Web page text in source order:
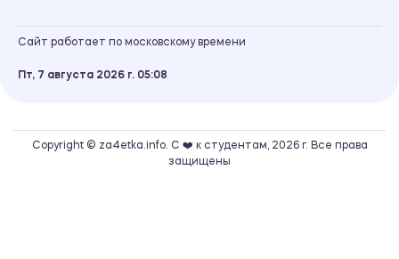
Сайт работает по московскому времени
Пт, 7 августа 2026 г. 05 08
Copyright © za4etka.info. С ❤️ к студентам, 2026 г. Все права
защищены